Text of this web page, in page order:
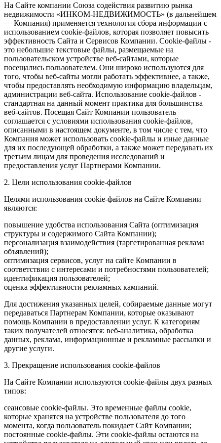
На Сайте компании Союза содействия развитию рынка
недвижимости «ИНКОМ-НЕДВИЖИМОСТЬ» (в дальнейшем
— Компания) применяется технология сбора информации с
использованием cookie-файлов, которая позволяет повысить
эффективность Сайта и Сервисов Компании. Сookie-файлы -
это небольшие текстовые файлы, размещаемые на
пользовательском устройстве веб-сайтами, которые
посещались пользователем. Они широко используются для
того, чтобы веб-сайты могли работать эффективнее, а также,
чтобы предоставлять необходимую информацию владельцам,
администрации веб-сайта. Использование cookie-файлов -
стандартная на данный момент практика для большинства
веб-сайтов. Посещая Сайт Компании пользователь
соглашается с условиями использования cookie-файлов,
описанными в настоящем документе, в том числе с тем, что
Компания может использовать cookie-файлы и иные данные
для их последующей обработки, а также может передавать их
третьим лицам для проведения исследований и
предоставления услуг Партнерами Компании.
2. Цели использования cookie-файлов
Целями использования cookie-файлов на Сайте Компании
являются:
повышение удобства использования Сайта (оптимизация
структуры и содержимого Сайта Компании);
персонализация взаимодействия (таргетированная реклама
объявлений);
оптимизация сервисов, услуг на сайте Компании в
соответствии с интересами и потребностями пользователей;
идентификация пользователей;
оценка эффективности рекламных кампаний.
Для достижения указанных целей, собираемые данные могут
передаваться Партнерам Компании, которые оказывают
помощь Компании в предоставлении услуг. К категориям
таких получателей относятся: веб-аналитика, обработка
данных, реклама, информационные и рекламные рассылки и
другие услуги.
3. Прекращение использования cookie-файлов
На Сайте Компании используются cookie-файлы двух разных
типов:
сеансовые cookie-файлы. Это временные файлы cookie,
которые хранятся на устройстве пользователя до того
момента, когда пользователь покидает Сайт Компании;
постоянные cookie-файлы. Эти cookie-файлы остаются на